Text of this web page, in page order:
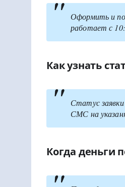
Оформить и
работает с
Как узнать
Статус
СМС на
Когда деньги